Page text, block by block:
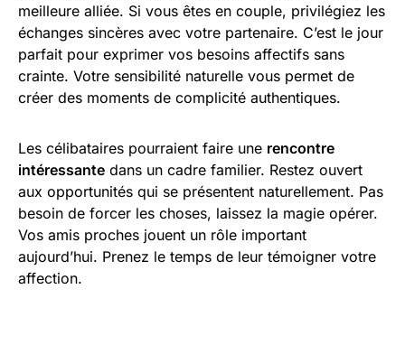
meilleure alliée. Si vous êtes en couple, privilégiez les
échanges sincères avec votre partenaire. C’est le jour
parfait pour exprimer vos besoins affectifs sans
crainte. Votre sensibilité naturelle vous permet de
créer des moments de complicité authentiques.
Les célibataires pourraient faire une rencontre
intéressante dans un cadre familier. Restez ouvert
aux opportunités qui se présentent naturellement. Pas
besoin de forcer les choses, laissez la magie opérer.
Vos amis proches jouent un rôle important
aujourd’hui. Prenez le temps de leur témoigner votre
affection.